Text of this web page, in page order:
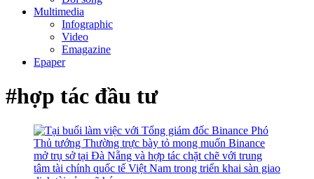
Multimedia
Infographic
Video
Emagazine
Epaper
#hợp tác đầu tư